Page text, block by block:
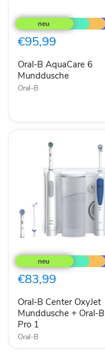
B
AquaCare
6
Munddusche
€95,99
Oral-B AquaCare 6
Munddusche
Oral-B
B
Center
OxyJet
Munddusche
Oral-
B
Pro
1
€83,99
Oral-B Center OxyJet
Munddusche + Oral-B
Pro 1
Oral-B